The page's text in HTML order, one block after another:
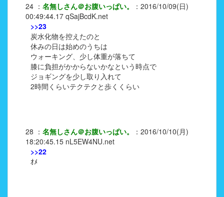
24 ： 名無しさん＠お腹いっぱい。 ： 2016/10/09(日)
00:49:44.17 qSajBcdK.net
>>23
炭水化物を控えたのと
休みの日は始めのうちは
ウォーキング、少し体重が落ちて
膝に負担がかからないかなという時点で
ジョギングを少し取り入れて
2時間くらいテクテクと歩くくらい
28 ： 名無しさん＠お腹いっぱい。 ： 2016/10/10(月)
18:20:45.15 nL5EW4NU.net
>>22
ｵﾒ